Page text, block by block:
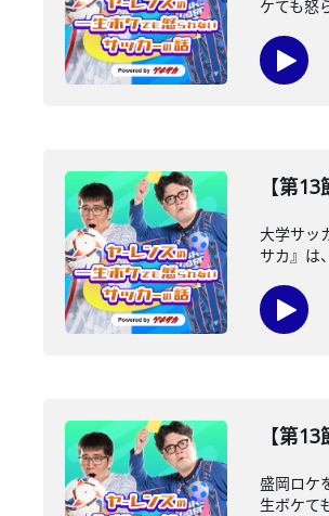
ケても怒
【第
大学サッ
サカ』は
【第
盛岡ロケ
生ボケて